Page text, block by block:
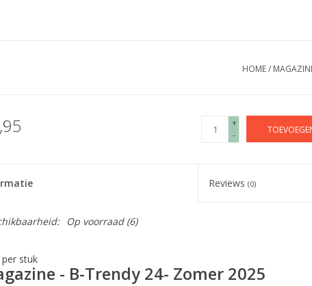
HOME/
+
-
Reviews(0)
Op voorraad(6)
per stuk
- B-Trendy 24- Zomer 2025